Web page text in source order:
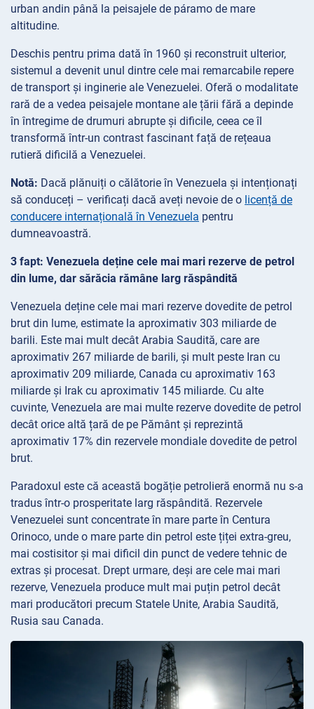
urban andin până la peisajele de páramo de mare
altitudine.
Deschis pentru prima dată în 1960 și reconstruit ulterior,
sistemul a devenit unul dintre cele mai remarcabile repere
de transport și inginerie ale Venezuelei. Oferă o modalitate
rară de a vedea peisajele montane ale țării fără a depinde
în întregime de drumuri abrupte și dificile, ceea ce îl
transformă într-un contrast fascinant față de rețeaua
rutieră dificilă a Venezuelei.
Notă: Dacă plănuiți o călătorie în Venezuela și intenționați
să conduceți – verificați dacă aveți nevoie de o licență de
conducere internațională în Venezuela pentru
dumneavoastră.
3 fapt: Venezuela deține cele mai mari rezerve de petrol
din lume, dar sărăcia rămâne larg răspândită
Venezuela deține cele mai mari rezerve dovedite de petrol
brut din lume, estimate la aproximativ 303 miliarde de
barili. Este mai mult decât Arabia Saudită, care are
aproximativ 267 miliarde de barili, și mult peste Iran cu
aproximativ 209 miliarde, Canada cu aproximativ 163
miliarde și Irak cu aproximativ 145 miliarde. Cu alte
cuvinte, Venezuela are mai multe rezerve dovedite de petrol
decât orice altă țară de pe Pământ și reprezintă
aproximativ 17% din rezervele mondiale dovedite de petrol
brut.
Paradoxul este că această bogăție petrolieră enormă nu s-a
tradus într-o prosperitate larg răspândită. Rezervele
Venezuelei sunt concentrate în mare parte în Centura
Orinoco, unde o mare parte din petrol este țiței extra-greu,
mai costisitor și mai dificil din punct de vedere tehnic de
extras și procesat. Drept urmare, deși are cele mai mari
rezerve, Venezuela produce mult mai puțin petrol decât
mari producători precum Statele Unite, Arabia Saudită,
Rusia sau Canada.